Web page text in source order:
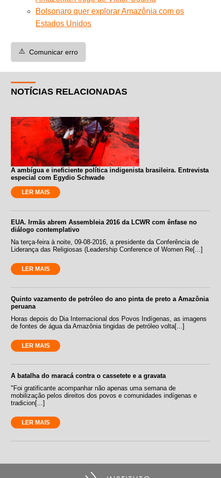
Bolsonaro quer explorar Amazônia com os
Estados Unidos
⚠️ Comunicar erro
NOTÍCIAS RELACIONADAS
A ambígua e ineficiente política indigenista brasileira. Entrevista
especial com Egydio Schwade
LER MAIS
EUA. Irmãs abrem Assembleia 2016 da LCWR com ênfase no
diálogo contemplativo
Na terça-feira à noite, 09-08-2016, a presidente da Conferência de
Liderança das Religiosas (Leadership Conference of Women Re[...]
LER MAIS
Quinto vazamento de petróleo do ano pinta de preto a Amazônia
peruana
Horas depois do Dia Internacional dos Povos Indígenas, as imagens
de fontes de água da Amazônia tingidas de petróleo volta[...]
LER MAIS
A batalha do maracá contra o cassetete e a gravata
"Foi gratificante acompanhar não apenas uma semana de
mobilização pelos direitos dos povos e comunidades indígenas e
tradicion[...]
LER MAIS